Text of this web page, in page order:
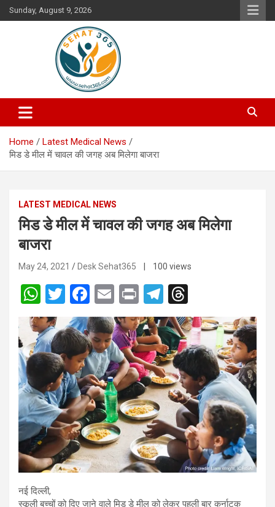
Skip
to
Sunday, August 9, 2026
Sehat365
Your's Complete Health Guide
Home
Latest Medical News
मिड डे मील में चावल की जगह अब मिलेगा बाजरा
LATEST MEDICAL NEWS
मिड डे मील में चावल की जगह अब मिलेगा
बाजरा
May 24, 2021 Desk Sehat365 | 100 views
W
h
at
s
A
p
p
T
wi
tt
er
F
a
ce
b
o
o
k
E
m
ail
Pr
in
t
T
el
e
gr
a
m
hr
e
a
d
s
नई दिल्ली,
स्कूली बच्चों को दिए जाने वाले मिड डे मील को लेकर पहली बार कर्नाटक